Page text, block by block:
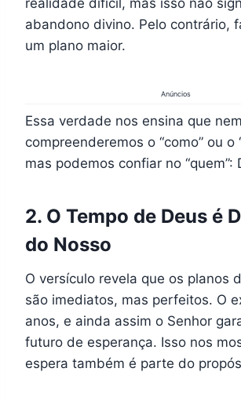
realidade difícil, mas isso não
abandono divino. Pelo contrário,
um plano maior.
Anúncios
Essa verdade nos ensina que
compreenderemos o “como” ou o
mas podemos confiar no “quem”:
2. O Tempo de Deus é
do Nosso
O versículo revela que os planos
são imediatos, mas perfeitos. O
anos, e ainda assim o Senhor
futuro de esperança. Isso nos
espera também é parte do